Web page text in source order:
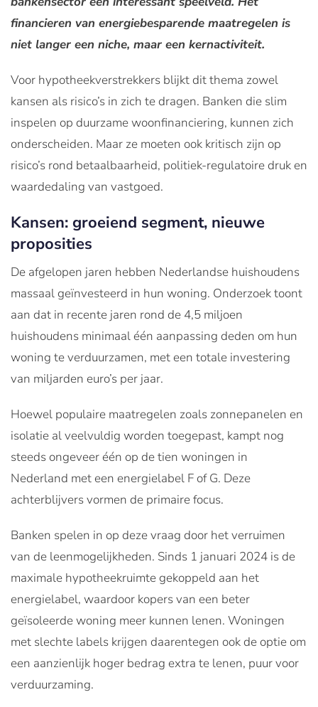
financieren van energiebesparende maatregelen is
niet langer een niche, maar een kernactiviteit.
Voor hypotheekverstrekkers blijkt dit thema zowel
kansen als risico’s in zich te dragen. Banken die slim
inspelen op duurzame woonfinanciering, kunnen zich
onderscheiden. Maar ze moeten ook kritisch zijn op
risico’s rond betaalbaarheid, politiek-regulatoire druk en
waardedaling van vastgoed.
Kansen: groeiend segment, nieuwe
proposities
De afgelopen jaren hebben Nederlandse huishoudens
massaal geïnvesteerd in hun woning. Onderzoek toont
aan dat in recente jaren rond de 4,5 miljoen
huishoudens minimaal één aanpassing deden om hun
woning te verduurzamen, met een totale investering
van miljarden euro’s per jaar.
Hoewel populaire maatregelen zoals zonnepanelen en
isolatie al veelvuldig worden toegepast, kampt nog
steeds ongeveer één op de tien woningen in
Nederland met een energielabel F of G. Deze
achterblijvers vormen de primaire focus.
Banken spelen in op deze vraag door het verruimen
van de leenmogelijkheden. Sinds 1 januari 2024 is de
maximale hypotheekruimte gekoppeld aan het
energielabel, waardoor kopers van een beter
geïsoleerde woning meer kunnen lenen. Woningen
met slechte labels krijgen daarentegen ook de optie om
een aanzienlijk hoger bedrag extra te lenen, puur voor
verduurzaming.